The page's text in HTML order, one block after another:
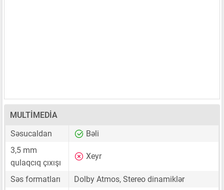
MULTIMEDIA
Səsucaldan
Bəli
3,5 mm
qulaqcıq çıxışı
Xeyr
Səs formatları
Dolby Atmos, Stereo dinamiklər